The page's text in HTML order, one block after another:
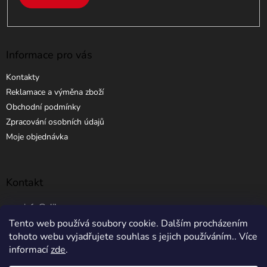
Tento web používá soubory cookie. Dalším procházením
tohoto webu vyjadřujete souhlas s jejich používáním.. Více
informacízde.
Informace pro vás
Kontakty
Reklamace a výměna zboží
Obchodní podmínky
Zpracování osobních údajů
Moje objednávka
Kontakt
info @ elibros.cz
+420 734 184 444